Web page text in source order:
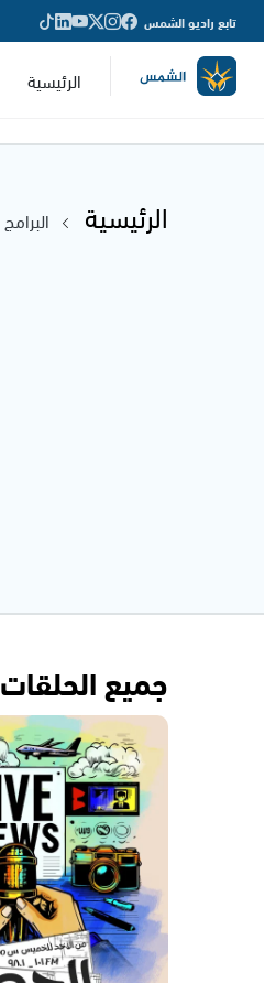
تابع راديو الشمس
الرئيسية
الرئيسية البرامج
جميع الحلقات